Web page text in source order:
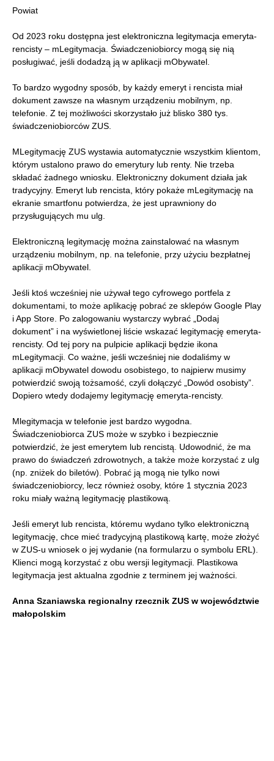
Powiat
Od 2023 roku dostępna jest elektroniczna legitymacja emeryta-
rencisty – mLegitymacja. Świadczeniobiorcy mogą się nią
posługiwać, jeśli dodadzą ją w aplikacji mObywatel.
To bardzo wygodny sposób, by każdy emeryt i rencista miał
dokument zawsze na własnym urządzeniu mobilnym, np.
telefonie. Z tej możliwości skorzystało już blisko 380 tys.
świadczeniobiorców ZUS.
MLegitymację ZUS wystawia automatycznie wszystkim klientom,
którym ustalono prawo do emerytury lub renty. Nie trzeba
składać żadnego wniosku. Elektroniczny dokument działa jak
tradycyjny. Emeryt lub rencista, który pokaże mLegitymację na
ekranie smartfonu potwierdza, że jest uprawniony do
przysługujących mu ulg.
Elektroniczną legitymację można zainstalować na własnym
urządzeniu mobilnym, np. na telefonie, przy użyciu bezpłatnej
aplikacji mObywatel.
Jeśli ktoś wcześniej nie używał tego cyfrowego portfela z
dokumentami, to może aplikację pobrać ze sklepów Google Play
i App Store. Po zalogowaniu wystarczy wybrać „Dodaj
dokument” i na wyświetlonej liście wskazać legitymację emeryta-
rencisty. Od tej pory na pulpicie aplikacji będzie ikona
mLegitymacji. Co ważne, jeśli wcześniej nie dodaliśmy w
aplikacji mObywatel dowodu osobistego, to najpierw musimy
potwierdzić swoją tożsamość, czyli dołączyć „Dowód osobisty”.
Dopiero wtedy dodajemy legitymację emeryta-rencisty.
Mlegitymacja w telefonie jest bardzo wygodna.
Świadczeniobiorca ZUS może w szybko i bezpiecznie
potwierdzić, że jest emerytem lub rencistą. Udowodnić, że ma
prawo do świadczeń zdrowotnych, a także może korzystać z ulg
(np. zniżek do biletów). Pobrać ją mogą nie tylko nowi
świadczeniobiorcy, lecz również osoby, które 1 stycznia 2023
roku miały ważną legitymację plastikową.
Jeśli emeryt lub rencista, któremu wydano tylko elektroniczną
legitymację, chce mieć tradycyjną plastikową kartę, może złożyć
w ZUS-u wniosek o jej wydanie (na formularzu o symbolu ERL).
Klienci mogą korzystać z obu wersji legitymacji. Plastikowa
legitymacja jest aktualna zgodnie z terminem jej ważności.
Anna Szaniawska regionalny rzecznik ZUS w województwie
małopolskim